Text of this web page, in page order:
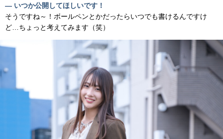
― いつか公開してほしいです！
そうですね～！ボールペンとかだったらいつでも書けるんですけ
ど…ちょっと考えてみます（笑）